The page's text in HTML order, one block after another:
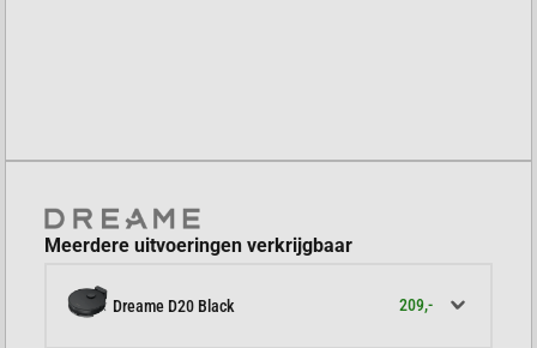
Meerdere uitvoeringen verkrijgbaar
Dreame D20 Black 209,-